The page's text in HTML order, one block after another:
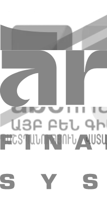
Visa Signature
Ձեր հնարավորությունների
Ավելին